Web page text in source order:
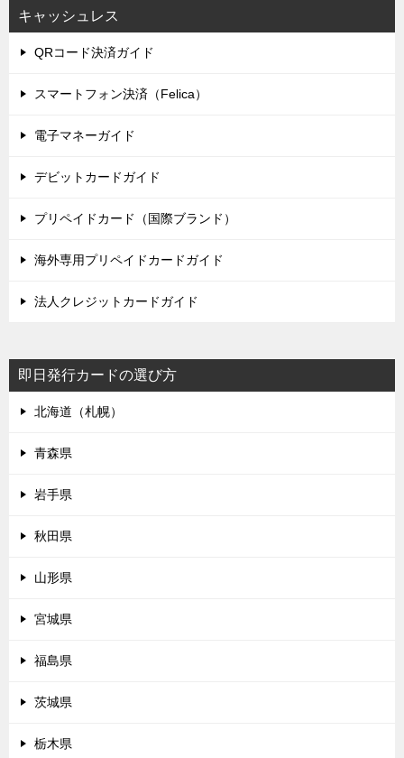
キャッシュレス
QRコード決済ガイド
スマートフォン決済（Felica）
電子マネーガイド
デビットカードガイド
プリペイドカード（国際ブランド）
海外専用プリペイドカードガイド
法人クレジットカードガイド
即日発行カードの選び方
北海道（札幌）
青森県
岩手県
秋田県
山形県
宮城県
福島県
茨城県
栃木県